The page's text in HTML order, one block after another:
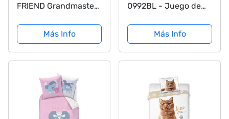
FRIEND Grandmaster
CamisetaMás Info
0992BL - Juego de
70 x 90 cm)Más Info